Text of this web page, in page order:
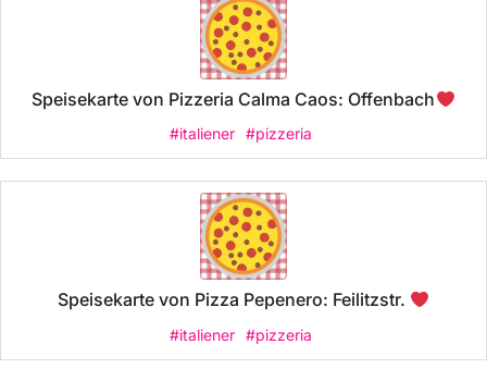
Speisekarte von Pizzeria Calma Caos: Offenbach
#italiener #pizzeria
Speisekarte von Pizza Pepenero: Feilitzstr.
#italiener #pizzeria